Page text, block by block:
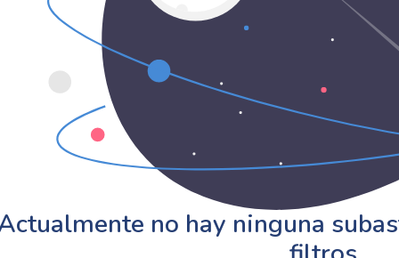
no hay ninguna